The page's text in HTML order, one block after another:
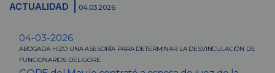
ACTUALIDAD 04.03.2026
04-03-2026
ABOGADA HIZO UNA ASESORÍA PARA DETERMINAR LA DESVINCULACIÓN DE
FUNCIONARIOS DEL GORE